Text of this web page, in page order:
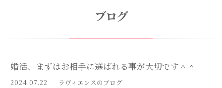
ブログ
婚活、まずはお相手に選ばれる事が大切です＾＾
2024.07.22 ラヴィエンスのブログ